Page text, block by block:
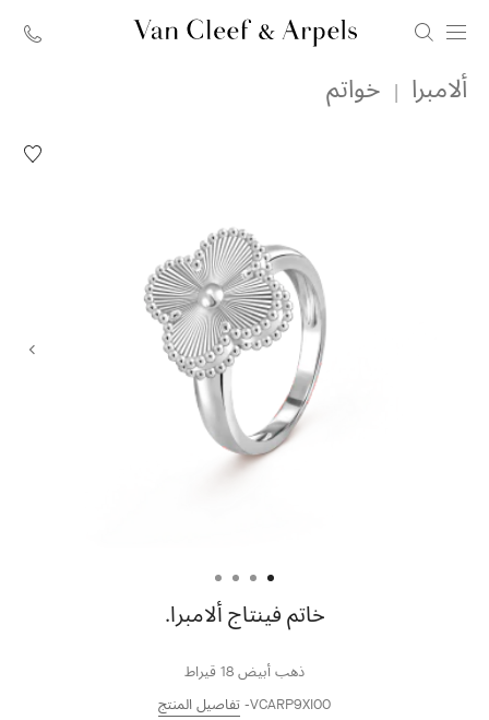
أند
آربلز
ألامبرا خواتم
قائمة
خاتم فينتاج ألامبرا.
ذهب أبيض 18 قيراط
VCARP9XI00 تفاصيل المنتج